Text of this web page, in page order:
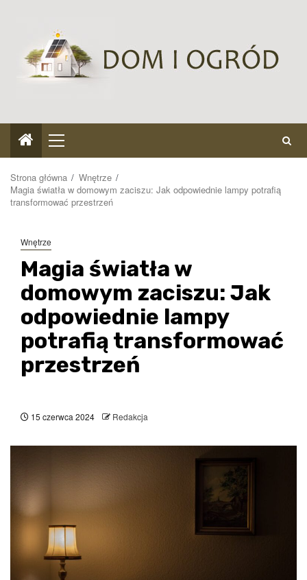
Menu
główne
Strona główna
Wnętrze
Magia światła w domowym zaciszu: Jak odpowiednie lampy potrafią
transformować przestrzeń
Wnętrze
Magia światła w
domowym zaciszu: Jak
odpowiednie lampy
potrafią transformować
przestrzeń
15 czerwca 2024 Redakcja